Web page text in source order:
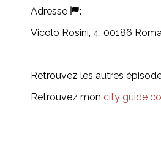
Adresse
:
Vicolo Rosini, 4, 00186
Retrouvez les autres
Retrouvez mon city guide